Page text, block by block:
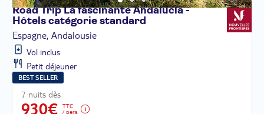
Road Trip La fascinante Andalucía -
Hôtels catégorie standard
Espagne, Andalousie
Vol inclus
Petit déjeuner
BEST SELLER
7 nuits dès
930€
TTC
/ pers.